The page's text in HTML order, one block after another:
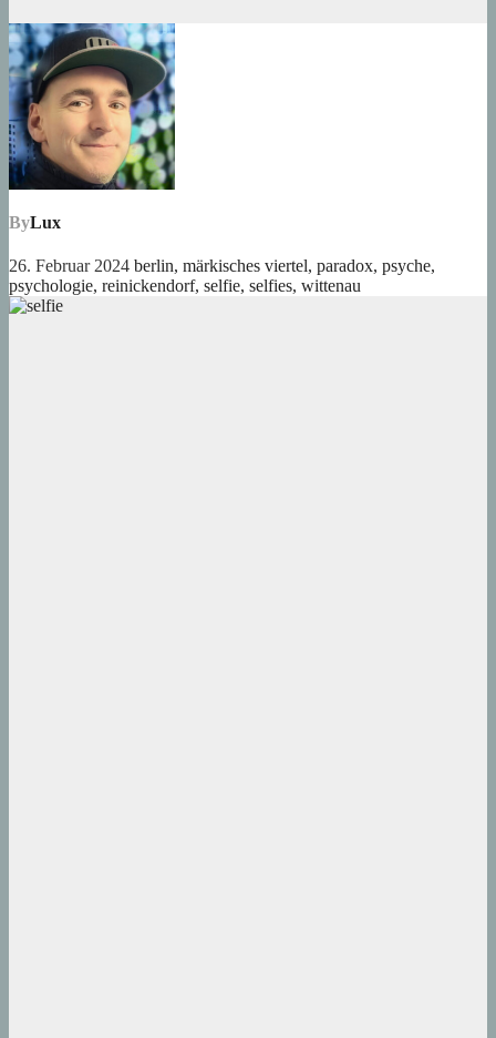
ByLux
26. Februar 2024 berlin, märkisches viertel, paradox, psyche,
psychologie, reinickendorf, selfie, selfies, wittenau